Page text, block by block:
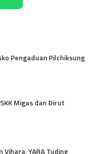
Pengaduan Pilchiksung
Migas dan Dirut
Vihara, YARA Tuding